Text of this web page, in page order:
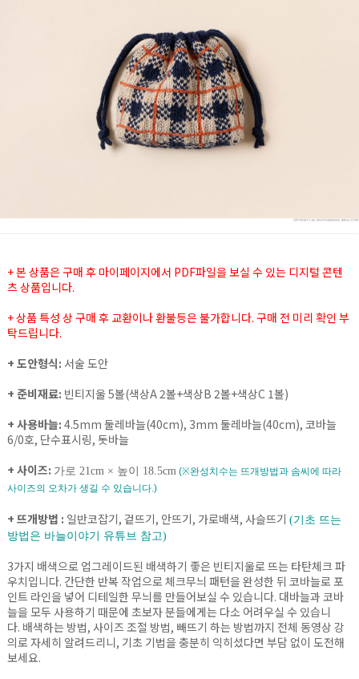
+ 본 상품은 구매 후 마이페이지에서 PDF파일을 보실 수 있는 디지털 콘텐
츠 상품입니다.
+ 상품 특성 상 구매 후 교환이나 환불등은 불가합니다. 구매 전 미리 확인 부
탁드립니다.
+ 도안형식: 서술 도안
+ 준비재료: 빈티지울 5볼(색상A 2볼+색상B 2볼+색상C 1볼)
+ 사용바늘: 4.5mm 둘레바늘(40cm), 3mm 둘레바늘(40cm), 코바늘
6/0호, 단수표시링, 돗바늘
+ 사이즈: 가로 21cm × 높이 18.5cm (※완성치수는 뜨개방법과 솜씨에 따라
사이즈의 오차가 생길 수 있습니다.)
+ 뜨개방법 : 일반코잡기, 겉뜨기, 안뜨기, 가로배색, 사슬뜨기 (기초 뜨는
방법은 바늘이야기 유튜브 참고)
3가지 배색으로 업그레이드된 배색하기 좋은 빈티지울로 뜨는 타탄체크 파
우치입니다. 간단한 반복 작업으로 체크무늬 패턴을 완성한 뒤 코바늘로 포
인트 라인을 넣어 디테일한 무늬를 만들어보실 수 있습니다. 대바늘과 코바
늘을 모두 사용하기 때문에 초보자 분들에게는 다소 어려우실 수 있습니
다. 배색하는 방법, 사이즈 조절 방법, 빼뜨기 하는 방법까지 전체 동영상 강
의로 자세히 알려드리니, 기초 기법을 충분히 익히셨다면 부담 없이 도전해
보세요.